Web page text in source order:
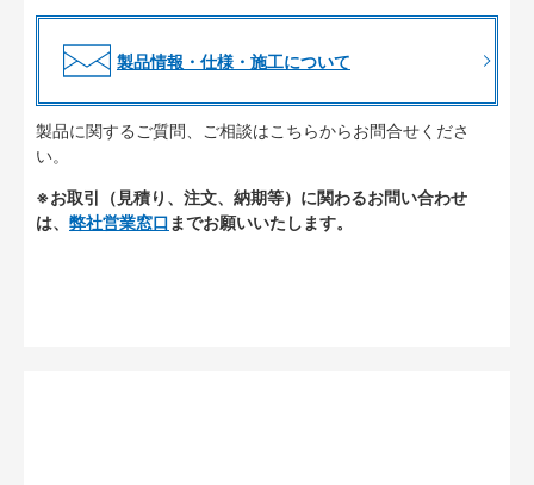
製品情報・仕様・施工について
製品に関するご質問、ご相談はこちらからお問合せくださ
い。
※お取引（見積り、注文、納期等）に関わるお問い合わせ
は、 弊社営業窓口 までお願いいたします。